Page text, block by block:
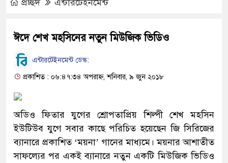
প্রচ্ছদ এন্টারটেইনমেন্ট
ঈদে শেখ মহসিনের নতুন মিউজিক ভিডিও
এন্টারটেইনমেন্ট ডেস্ক:
প্রকাশিত : ০৬:৪৭:৩৪ অপরাহ্ন, শনিবার, ৯ জুন ২০১৮
অডিও ফিতার যুগের শ্রোপতাপ্রিয় শিল্পী শেখ মহসিন
ইউটিউব যুগে সবার কাছে পরিচিত হয়েছেন জি সিরিজের
ব্যানারে প্রকাশিত ‘ময়না’ গানের মাধ্যমে। ময়নার আশাতীত
সাফল্যের পর একই ব্যানারে নতুন একটি মিউজিক ভিডিও